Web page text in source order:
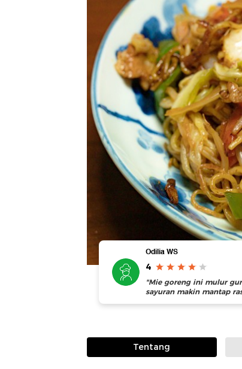
Odilia WS
4
"Mie goreng ini mulur
sayuran makin mantap
Tentang